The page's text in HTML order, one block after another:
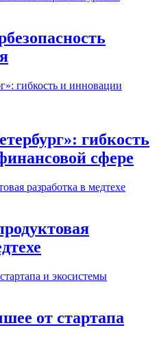
гибкость
сфере
от стартапа